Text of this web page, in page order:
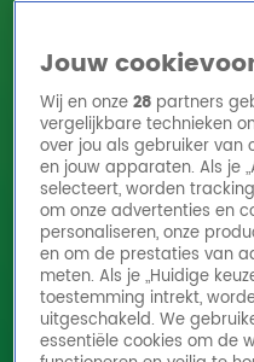
HomeActiesRadioshows DJ's
Radio luisteren
Volg Radio 10
Zoeken
Jouw
Wij en onze28 partners
vergelijkbare technieken
over jou als gebruiker van
en jouw apparaten. Als je
selecteert, worden
om onze advertenties en
personaliseren, onze
en om de prestaties van
meten. Als je „Huidige
toestemming intrekt,
uitgeschakeld. We
essentiële cookies om de